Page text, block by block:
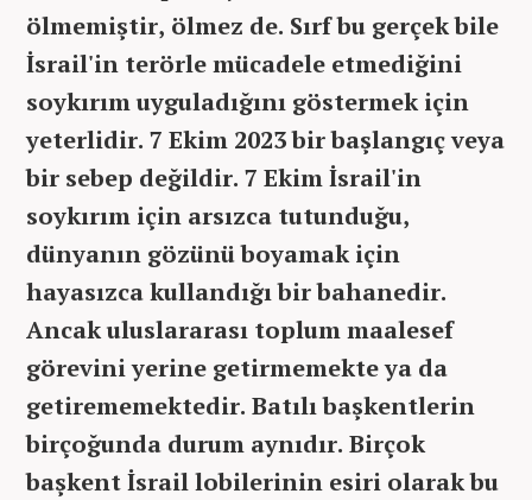
ölmemiştir, ölmez de. Sırf bu gerçek bile
İsrail'in terörle mücadele etmediğini
soykırım uyguladığını göstermek için
yeterlidir. 7 Ekim 2023 bir başlangıç veya
bir sebep değildir. 7 Ekim İsrail'in
soykırım için arsızca tutunduğu,
dünyanın gözünü boyamak için
hayasızca kullandığı bir bahanedir.
Ancak uluslararası toplum maalesef
görevini yerine getirmemekte ya da
getirememektedir. Batılı başkentlerin
birçoğunda durum aynıdır. Birçok
başkent İsrail lobilerinin esiri olarak bu